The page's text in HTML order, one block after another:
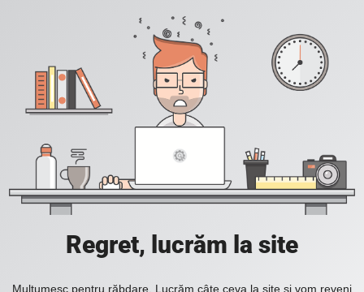
Regret, lucrăm la site
Mulțumesc pentru răbdare. Lucrăm câte ceva la site și vom reveni